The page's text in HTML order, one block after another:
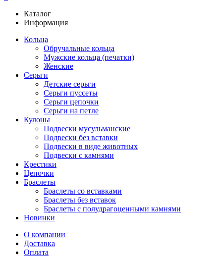
Каталог
Информация
Кольца
Обручальные кольца
Мужские кольца (печатки)
Женские
Серьги
Детские серьги
Серьги пуссеты
Серьги цепочки
Серьги на петле
Кулоны
Подвески мусульманские
Подвески без вставки
Подвески в виде животных
Подвески с камнями
Крестики
Цепочки
Браслеты
Браслеты со вставками
Браслеты без вставок
Браслеты с полудрагоценными камнями
Новинки
О компании
Доставка
Оплата